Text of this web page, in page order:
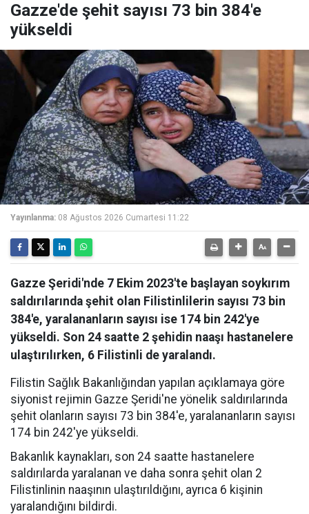
Gazze'de şehit sayısı 73 bin 384'e
yükseldi
Yayınlanma: 08 Ağustos 2026 Cumartesi 11:22
Gazze Şeridi'nde 7 Ekim 2023'te başlayan soykırım
saldırılarında şehit olan Filistinlilerin sayısı 73 bin
384'e, yaralananların sayısı ise 174 bin 242'ye
yükseldi. Son 24 saatte 2 şehidin naaşı hastanelere
ulaştırılırken, 6 Filistinli de yaralandı.
Filistin Sağlık Bakanlığından yapılan açıklamaya göre
siyonist rejimin Gazze Şeridi'ne yönelik saldırılarında
şehit olanların sayısı 73 bin 384'e, yaralananların sayısı
174 bin 242'ye yükseldi.
Bakanlık kaynakları, son 24 saatte hastanelere
saldırılarda yaralanan ve daha sonra şehit olan 2
Filistinlinin naaşının ulaştırıldığını, ayrıca 6 kişinin
yaralandığını bildirdi.